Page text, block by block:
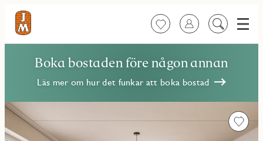
FavoriterLogga in
Sök
Meny
Boka bostaden före någon annan
Läs mer om hur det funkar att boka bostad